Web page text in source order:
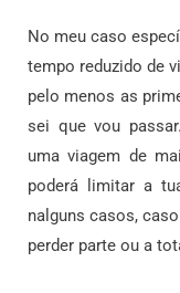
No meu caso
tempo reduzido de
pelo menos as
sei que vou
uma viagem de
poderá limitar a
nalguns casos,
perder parte ou a